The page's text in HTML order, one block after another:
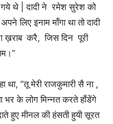
थे | दादी ने रमेश सुरेश को
लिए इनाम माँगा था तो दादी
ख़राब करै, जिस दिन पूरी
“तू मेरी राजकुमारी सै ना ,
के लोग मिन्नत करते हाँडेंगे
हुए मीनल की हंसती हुयी सूरत